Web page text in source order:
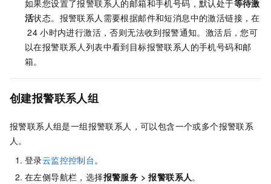
如果您设置了报警联系人的邮箱和手机号码，默认处于等待激
活状态。报警联系人需要根据邮件和短消息中的激活链接，在
24 小时内进行激活，否则无法收到报警通知。激活后，您可
以在报警联系人列表中看到目标报警联系人的手机号码和邮
箱。
创建报警联系人组
报警联系人组是一组报警联系人，可以包含一个或多个报警联系
人。
登录云监控控制台。
在左侧导航栏，选择报警服务 >报警联系人。